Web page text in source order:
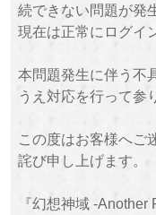
続できない問題が発
現在は正常にログイ
本問題発生に伴う不
うえ対応を行って参
この度はお客様へご
詫び申し上げます。
『幻想神域 -